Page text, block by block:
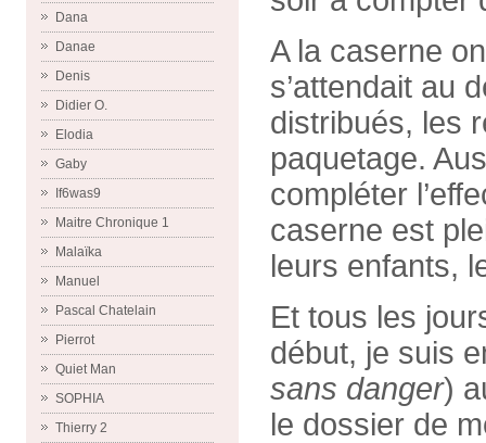
Dana
Danae
Denis
Didier O.
Elodia
Gaby
If6was9
Maitre Chronique 1
Malaïka
Manuel
Pascal Chatelain
Pierrot
Quiet Man
SOPHIA
Thierry 2
A la caserne
s’attendait au
distribués, les
paquetage.
compléter
caserne est
leurs enfants,
Et tous les
début, je suis
sans danger)
le dossier de